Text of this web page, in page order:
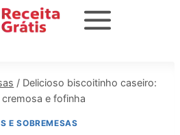
/ Delicioso biscoitinho caseiro:
cremosa e fofinha
E SOBREMESAS